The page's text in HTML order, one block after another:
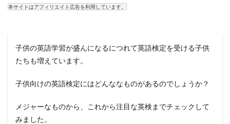
本サイトはアフィリエイト広告を利用しています。
子供の英語学習が盛んになるにつれて英語検定を受ける子供
たちも増えています。
子供向けの英語検定にはどんななものがあるのでしょうか？
メジャーなものから、これから注目な英検までチェックして
みました。